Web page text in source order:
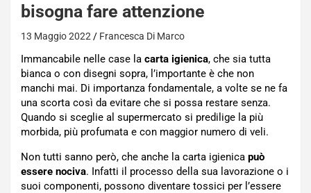
bisogna fare attenzione
13 Maggio 2022 Francesca Di Marco
Immancabile nelle case la carta igienica, che sia tutta
bianca o con disegni sopra, l’importante è che non
manchi mai. Di importanza fondamentale, a volte se ne fa
una scorta così da evitare che si possa restare senza.
Quando si sceglie al supermercato si predilige la più
morbida, più profumata e con maggior numero di veli.
Non tutti sanno però, che anche la carta igienica può
essere nociva. Infatti il processo della sua lavorazione o i
suoi componenti, possono diventare tossici per l’essere